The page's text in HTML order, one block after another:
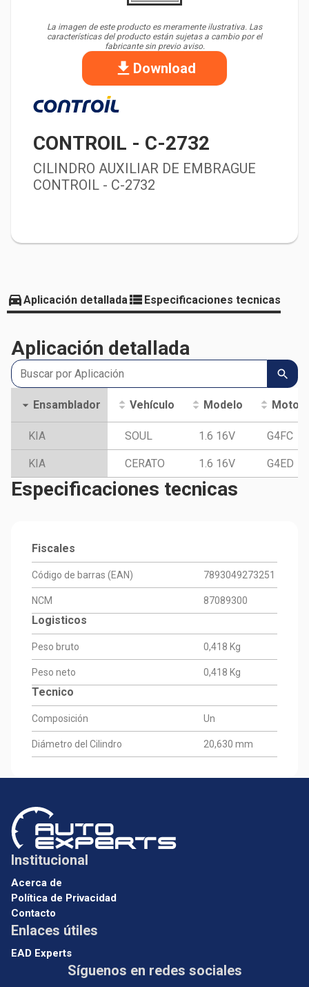
La imagen de este producto es meramente ilustrativa. Las
características del producto están sujetas a cambio por el
fabricante sin previo aviso.
CONTROIL - C-2732
CILINDRO AUXILIAR DE EMBRAGUE
CONTROIL - C-2732
Download
Aplicación detallada Especificaciones tecnicas
Aplicación detallada
Ensamblador Vehículo Modelo Motor
KIA SOUL 1.6 16V G4FC
KIA CERATO 1.6 16V G4ED
Especificaciones tecnicas
Fiscales
Código de barras (EAN) 7893049273251
NCM 87089300
Logisticos
Peso bruto 0,418 Kg
Peso neto 0,418 Kg
Tecnico
Composición Un
Diámetro del Cilindro 20,630 mm
Institucional
Acerca de
Política de Privacidad
Contacto
Enlaces útiles
EAD Experts
Síguenos en redes sociales